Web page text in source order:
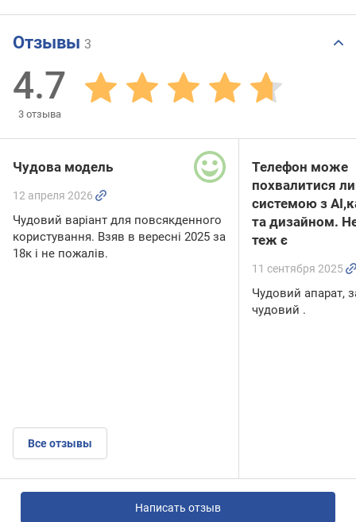
Отзывы 3
4.7
3 отзыва
Чудова модель
12 апреля 2026
Чудовий варіант для повсякденного
користування. Взяв в вересні 2025 за
18к і не пожалів.
Все отзывы
Телефон може
похвалитися
системою з
та дизайном.
теж є
11 сентября 2025
Чудовий апарат,
чудовий .
Написать отзыв